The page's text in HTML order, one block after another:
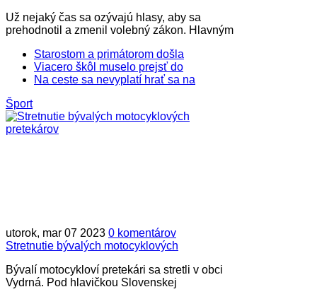
Už nejaký čas sa ozývajú hlasy, aby sa
prehodnotil a zmenil volebný zákon. Hlavným
Starostom a primátorom došla
Viacero škôl muselo prejsť do
Na ceste sa nevyplatí hrať sa na
Šport
utorok, mar 07 2023 0 komentárov
Stretnutie bývalých motocyklových
Bývalí motocykloví pretekári sa stretli v obci
Vydrná. Pod hlavičkou Slovenskej